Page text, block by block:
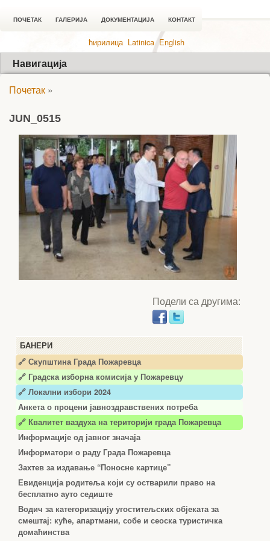
ПОЧЕТАК ГАЛЕРИЈА ДОКУМЕНТАЦИЈА КОНТАКТ
ћирилица Latinica English
Навигација
БАНЕРИ
🔗 Скупштина Града Пожаревца
🔗 Градска изборна комисија у Пожаревцу
🔗 Локални избори 2024
Анкета о процени јавноздравствених потреба
🔗 Квалитет ваздуха на територији града Пожаревца
Информације од јавног значаја
Информатори о раду Града Пожаревца
Захтев за издавање “Поносне картице”
Евиденција родитеља који су остварили право на
бесплатно ауто седиште
Водич за категоризацију угоститељских објеката за
смештај: куће, апартмани, собе и сеоска туристичка
домаћинства
Почетак »
JUN_0515
Подели са другима: